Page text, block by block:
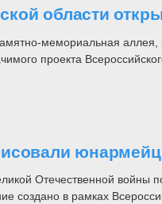
области
мемориальная
проекта
Отечественной
создано в рамках